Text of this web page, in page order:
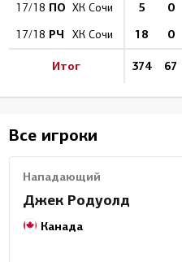
17/18 ПО ХК Сочи 5 0
17/18 РЧ ХК Сочи 18 0
Итог 374 67
Все игроки
Нападающий
Джек Родуолд
Канада